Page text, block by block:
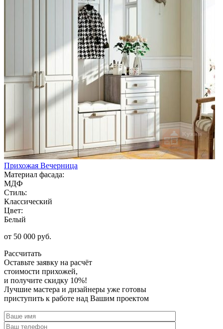
Прихожая Вечерница
Материал фасада:
МДФ
Стиль:
Классический
Цвет:
Белый
от 50 000 руб.
Рассчитать
Оставьте заявку на расчёт
стоимости прихожей,
и получите скидку 10%!
Лучшие мастера и дизайнеры уже готовы
приступить к работе над Вашим проектом